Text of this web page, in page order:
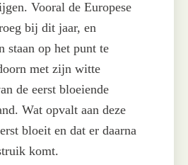
Vooral de Europese
bij dit jaar, en
staan op het punt te
met zijn witte
de eerst bloeiende
Wat opvalt aan deze
bloeit en dat er daarna
komt.